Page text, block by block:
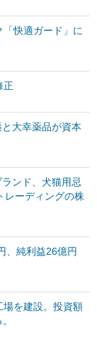
快適ガード」に
正
大幸薬品が資本
ンド、犬猫用忌
レーディングの株
、純利益26億円
を建設。投資額